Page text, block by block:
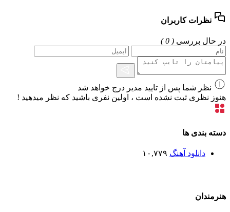
نظرات کاربران
در حال بررسی ( 0 )
نظر شما پس از تایید مدیر درج خواهد شد
هنوز نظری ثبت نشده است ، اولین نفری باشید که نظر میدهید !
دسته بندی ها
دانلود آهنگ ۱۰,۷۷۹
هنرمندان